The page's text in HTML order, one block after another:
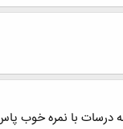
درسات با نمره خوب